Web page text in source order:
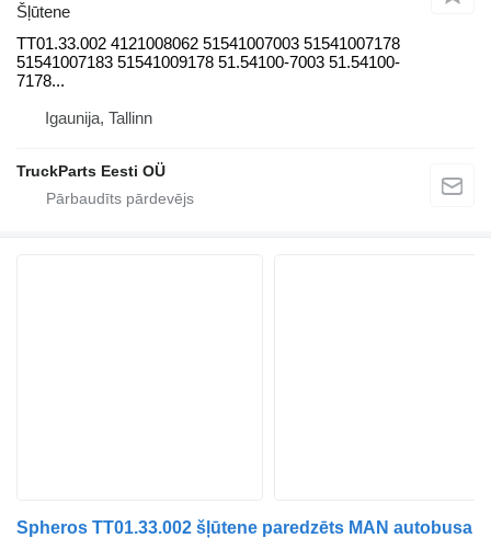
Šļūtene
TT01.33.002 4121008062 51541007003 51541007178
51541007183 51541009178 51.54100-7003 51.54100-
7178...
Igaunija, Tallinn
TruckParts Eesti OÜ
Spheros TT01.33.002 šļūtene paredzēts MAN autobusa